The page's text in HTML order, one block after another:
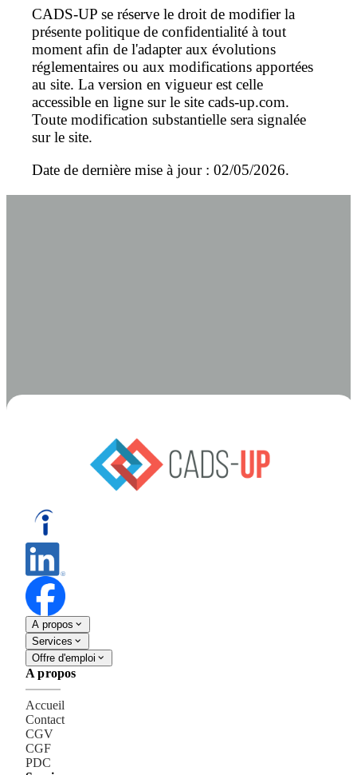
CADS-UP se réserve le droit de modifier la
présente politique de confidentialité à tout
moment afin de l'adapter aux évolutions
réglementaires ou aux modifications apportées
au site. La version en vigueur est celle
accessible en ligne sur le site cads-up.com.
Toute modification substantielle sera signalée
sur le site.
Date de dernière mise à jour : 02/05/2026.
A propos
Services
Offre d'emploi
A propos
Accueil
Contact
CGV
CGF
PDC